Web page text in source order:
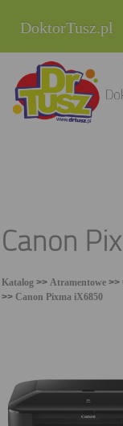
DoktorTusz.pl
tel. 857 337 337
Strona główna
Sklep internetowy
Canon
Katalog >> Atramentowe >>
>> Canon Pixma iX6850